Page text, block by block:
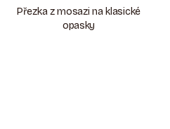
Přezka z mosazi na klasické
opasky